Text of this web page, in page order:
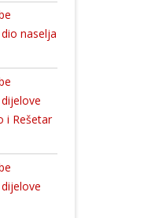
naselja
i Rešetar